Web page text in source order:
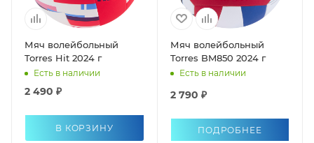
Мяч волейбольный
Torres Hit 2024 г
Есть в наличии
2 490 ₽
В КОРЗИНУ
Мяч волейбольный
Torres BM850 2024 г
Есть в наличии
2 790 ₽
ПОДРОБНЕЕ